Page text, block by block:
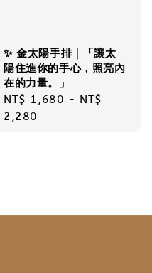
✨ 金太陽手排｜「讓太
陽住進你的手心，照亮內
在的力量。」
Regular
price
NT$ 1,680 - NT$
2,280